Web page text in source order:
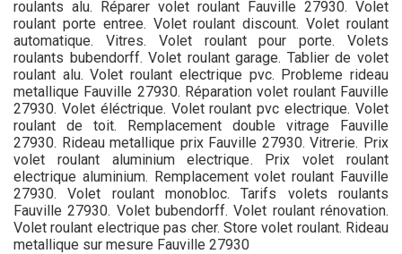
roulants alu. Réparer volet roulant Fauville 27930. Volet
roulant porte entree. Volet roulant discount. Volet roulant
automatique. Vitres. Volet roulant pour porte. Volets
roulants bubendorff. Volet roulant garage. Tablier de volet
roulant alu. Volet roulant electrique pvc. Probleme rideau
metallique Fauville 27930. Réparation volet roulant Fauville
27930. Volet éléctrique. Volet roulant pvc electrique. Volet
roulant de toit. Remplacement double vitrage Fauville
27930. Rideau metallique prix Fauville 27930. Vitrerie. Prix
volet roulant aluminium electrique. Prix volet roulant
electrique aluminium. Remplacement volet roulant Fauville
27930. Volet roulant monobloc. Tarifs volets roulants
Fauville 27930. Volet bubendorff. Volet roulant rénovation.
Volet roulant electrique pas cher. Store volet roulant. Rideau
metallique sur mesure Fauville 27930